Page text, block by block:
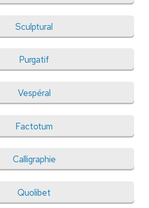
Sculptural
Purgatif
Vespéral
Factotum
Calligraphie
Quolibet